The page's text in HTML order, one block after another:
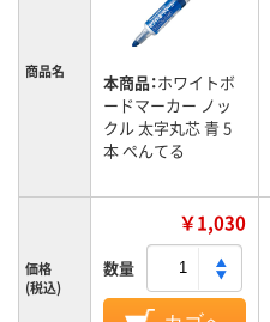
商品名 本商品：ホワイトボ
ードマーカー ノッ
クル 太字丸芯 青 5
本 ぺんてる
価格
(税込)
￥1,030
数量